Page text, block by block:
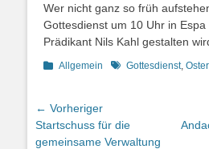
Wer nicht ganz so früh
Gottesdienst um 10 Uhr in
Prädikant Nils Kahl gestalten
Kategorien
Allgemein Schlagworte
Gottesdienst,
Beitragsnavigation
← Vorheriger
Vorheriger
Beitrag:
Startschuss für die
gemeinsame Verwaltung